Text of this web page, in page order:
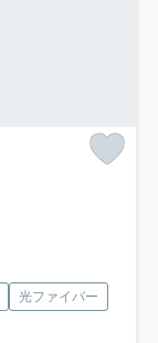
光ファイバー